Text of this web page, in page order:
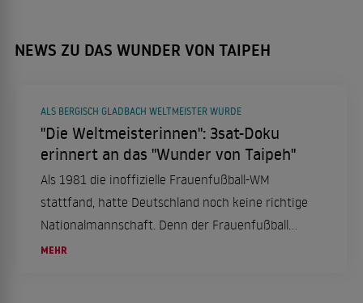
NEWS ZU DAS WUNDER VON TAIPEH
ALS BERGISCH GLADBACH WELTMEISTER WURDE
"Die Weltmeisterinnen": 3sat-Doku
erinnert an das "Wunder von Taipeh"
Als 1981 die inoffizielle Frauenfußball-WM
stattfand, hatte Deutschland noch keine richtige
Nationalmannschaft. Denn der Frauenfußball
war hierzulande lange verpönt. Kurzerhand
MEHR